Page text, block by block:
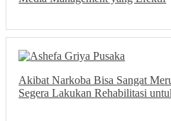
Akibat Narkoba Bisa Sangat
Segera Lakukan Rehabilitasi